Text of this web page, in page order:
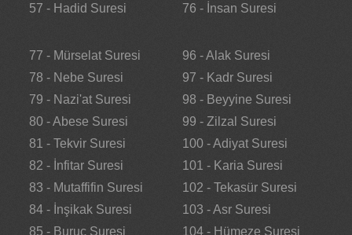
57 - Hadid Suresi
76 - İnsan Suresi
77 - Mürselat Suresi
78 - Nebe Suresi
79 - Nazi'at Suresi
80 - Abese Suresi
81 - Tekvir Suresi
82 - İnfitar Suresi
83 - Mutaffifin Suresi
84 - İnşikak Suresi
85 - Buruc Suresi
96 - Alak Suresi
97 - Kadr Suresi
98 - Beyyine Suresi
99 - Zilzal Suresi
100 - Adiyat Suresi
101 - Karia Suresi
102 - Tekasür Suresi
103 - Asr Suresi
104 - Hümeze Suresi